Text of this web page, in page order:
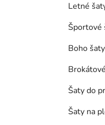
Letné
Športové
Boho šaty
Šaty do
Šaty na